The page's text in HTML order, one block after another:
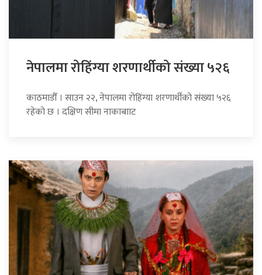
नेपालमा रोहिंग्या शरणार्थीको संख्या ५२६
काठमाडौँ । साउन २२, नेपालमा रोहिंग्या शरणार्थीको संख्या ५२६
रहेको छ । दक्षिण सीमा नाकाबााट